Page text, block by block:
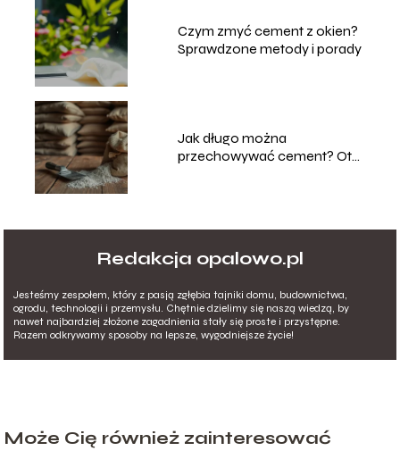
Czym zmyć cement z okien?
Sprawdzone metody i porady
Jak długo można
przechowywać cement? Oto
Redakcja opalowo.pl
Jesteśmy zespołem, który z pasją zgłębia tajniki domu, budownictwa,
ogrodu, technologii i przemysłu. Chętnie dzielimy się naszą wiedzą, by
nawet najbardziej złożone zagadnienia stały się proste i przystępne.
Razem odkrywamy sposoby na lepsze, wygodniejsze życie!
Może Cię również zainteresować